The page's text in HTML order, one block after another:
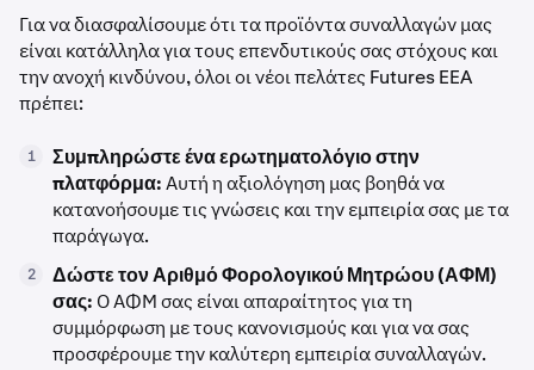
Για να διασφαλίσουμε ότι τα προϊόντα συναλλαγών μας
είναι κατάλληλα για τους επενδυτικούς σας στόχους και
την ανοχή κινδύνου, όλοι οι νέοι πελάτες Futures EEA
πρέπει:
1
Συμπληρώστε ένα ερωτηματολόγιο στην
πλατφόρμα:Αυτή η αξιολόγηση μας βοηθά να
κατανοήσουμε τις γνώσεις και την εμπειρία σας με τα
παράγωγα.
2
Δώστε τον Αριθμό Φορολογικού Μητρώου (ΑΦΜ)
σας: Ο ΑΦΜ σας είναι απαραίτητος για τη
συμμόρφωση με τους κανονισμούς και για να σας
προσφέρουμε την καλύτερη εμπειρία συναλλαγών.